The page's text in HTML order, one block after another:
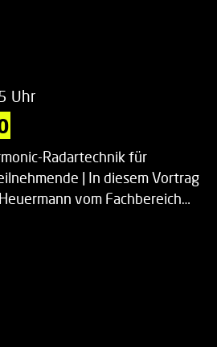
Uhr
Radartechnik für
| In diesem Vortrag
vom Fachbereich…